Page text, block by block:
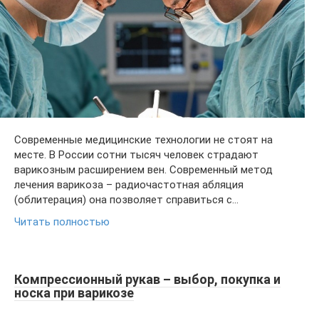
Современные медицинские технологии не стоят на
месте. В России сотни тысяч человек страдают
варикозным расширением вен. Современный метод
лечения варикоза – радиочастотная абляция
(облитерация) она позволяет справиться с…
Читать полностью
Компрессионный рукав – выбор, покупка и
носка при варикозе